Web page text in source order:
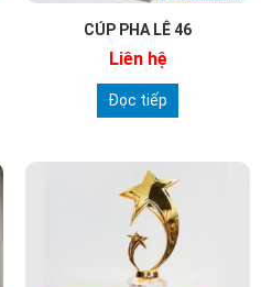
CÚP PHA LÊ 46
Liên hệ
Đọc tiếp